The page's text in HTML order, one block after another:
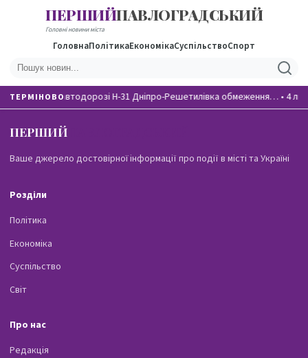
ПЕРШИЙПАВЛОГРАДСЬКИЙ
Головні новини міста
ГоловнаПолітикаЕкономікаСуспільствоСпорт
ТЕРМІНОВОНа автодорозі Н-31 Дніпро-Решетилівка обмеження… •4
ПЕРШИЙ
Ваше джерело достовірної інформації про події в місті та Україні
Розділи
Політика
Економіка
Суспільство
Світ
Про нас
Редакція